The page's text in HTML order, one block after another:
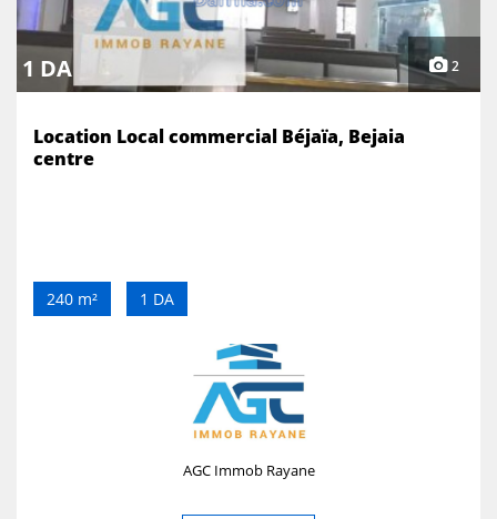
1 DA 2
Location Local commercial Béjaïa, Bejaia
centre
240 m² 1 DA
AGC Immob Rayane